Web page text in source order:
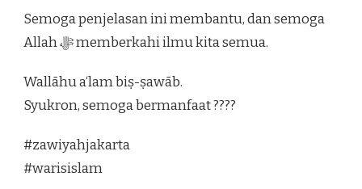
Semoga penjelasan ini membantu, dan semoga
Allah ﷻ memberkahi ilmu kita semua.
Wallāhu a‘lam biṣ-ṣawāb.
Syukron, semoga bermanfaat ????
#zawiyahjakarta
#warisislam